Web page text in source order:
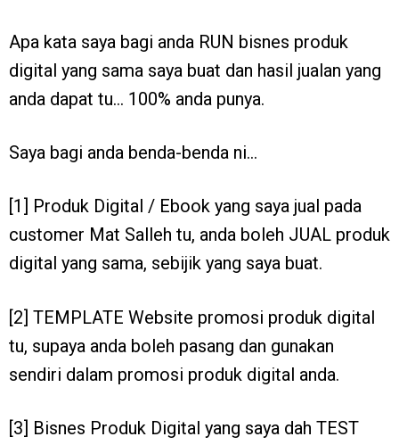
Apa kata saya bagi anda RUN bisnes produk
digital yang sama saya buat dan hasil jualan yang
anda dapat tu… 100% anda punya.
Saya bagi anda benda-benda ni…
[1] Produk Digital / Ebook yang saya jual pada
customer Mat Salleh tu, anda boleh JUAL produk
digital yang sama, sebijik yang saya buat.
[2] TEMPLATE Website promosi produk digital
tu, supaya anda boleh pasang dan gunakan
sendiri dalam promosi produk digital anda.
[3] Bisnes Produk Digital yang saya dah TEST